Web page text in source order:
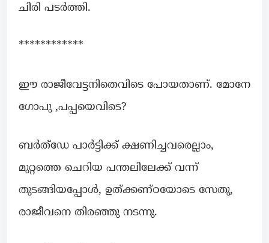
ചിരി പടർത്തി.
************
ഈ രാജീവേട്ടനിതെവിടെ പോയതാണ്. മോനേ
ഗോപു ,പപ്പയെവിടെ?
ബർത്ഡേ പാർട്ടിക്ക് ക്ഷണിച്ചവരെല്ലാം,
മുറ്റത്തെ ചെറിയ പന്തലിലേക്ക് വന്ന്
തുടങ്ങിയപ്പോൾ, ഉത്ക്കണ്ഠയോടെ സേതു,
രാജീവനെ തിരഞ്ഞു നടന്നു.